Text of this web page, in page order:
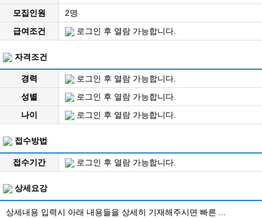
모집인원
2명
급여조건
로그인 후 열람 가능합니다.
자격조건
경력
로그인 후 열람 가능합니다.
성별
로그인 후 열람 가능합니다.
나이
로그인 후 열람 가능합니다.
접수방법
접수기간 로그인 후 열람 가능합니다.
상세요강
상세내용 입력시 아래 내용들을 상세히 기재해주시면 빠른 ...